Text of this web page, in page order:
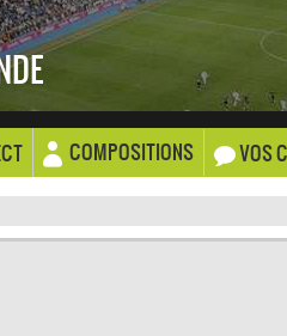
COMPOSITIONS VOS